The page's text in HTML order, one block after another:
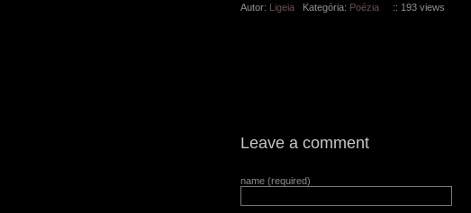
Autor: Ligeia Kategória: Poézia :: 193 views
Leave a comment
name (required)